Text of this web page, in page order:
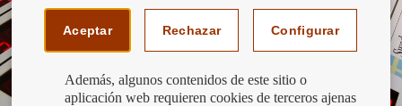
Aceptar Rechazar Configurar
Además, algunos contenidos de este sitio o
aplicación web requieren cookies de terceros ajenas